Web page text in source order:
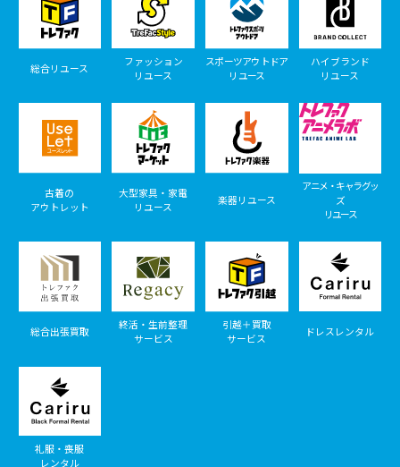
総合リユース
ファッション
リユース
スポーツアウトドア
リユース
ハイブランド
リユース
古着の
アウトレット
大型家具・家電
リユース
楽器リユース
アニメ・キャラグッ
ズ
リユース
総合出張買取
終活・生前整理
サービス
引越＋買取
サービス
ドレスレンタル
礼服・喪服
レンタル